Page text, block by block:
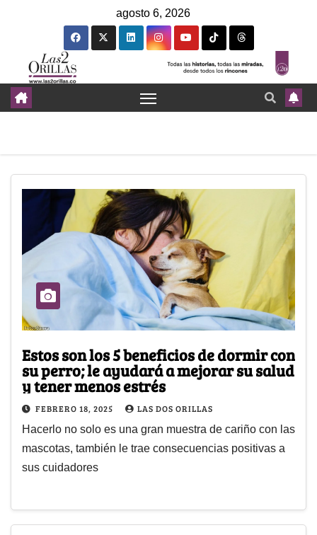
agosto 6, 2026
Estos son los 5 beneficios de dormir con
su perro; le ayudará a mejorar su salud
y tener menos estrés
FEBRERO 18, 2025 LAS DOS ORILLAS
Hacerlo no solo es una gran muestra de cariño con las
mascotas, también le trae consecuencias positivas a
sus cuidadores